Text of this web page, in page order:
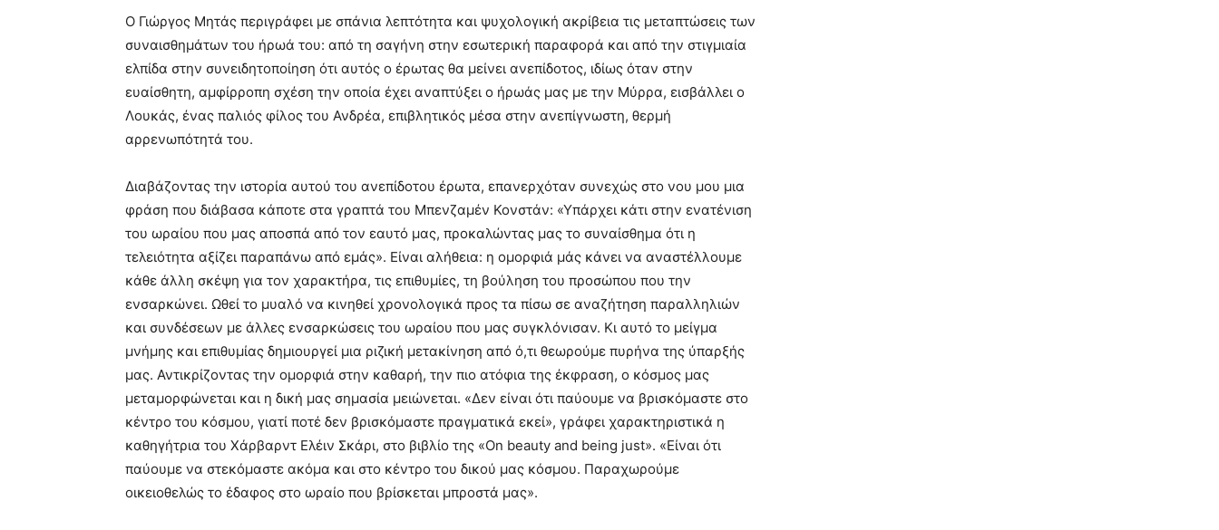
Ο Γιώργος Μητάς περιγράφει με σπάνια λεπτότητα και ψυχολογική ακρίβεια τις μεταπτώσεις των
συναισθημάτων του ήρωά του: από τη σαγήνη στην εσωτερική παραφορά και από την στιγμιαία
ελπίδα στην συνειδητοποίηση ότι αυτός ο έρωτας θα μείνει ανεπίδοτος, ιδίως όταν στην
ευαίσθητη, αμφίρροπη σχέση την οποία έχει αναπτύξει ο ήρωάς μας με την Μύρρα, εισβάλλει ο
Λουκάς, ένας παλιός φίλος του Ανδρέα, επιβλητικός μέσα στην ανεπίγνωστη, θερμή
αρρενωπότητά του.
Διαβάζοντας την ιστορία αυτού του ανεπίδοτου έρωτα, επανερχόταν συνεχώς στο νου μου μια
φράση που διάβασα κάποτε στα γραπτά του Μπενζαμέν Κονστάν: «Υπάρχει κάτι στην ενατένιση
του ωραίου που μας αποσπά από τον εαυτό μας, προκαλώντας μας το συναίσθημα ότι η
τελειότητα αξίζει παραπάνω από εμάς». Είναι αλήθεια: η ομορφιά μάς κάνει να αναστέλλουμε
κάθε άλλη σκέψη για τον χαρακτήρα, τις επιθυμίες, τη βούληση του προσώπου που την
ενσαρκώνει. Ωθεί το μυαλό να κινηθεί χρονολογικά προς τα πίσω σε αναζήτηση παραλληλιών
και συνδέσεων με άλλες ενσαρκώσεις του ωραίου που μας συγκλόνισαν. Κι αυτό το μείγμα
μνήμης και επιθυμίας δημιουργεί μια ριζική μετακίνηση από ό,τι θεωρούμε πυρήνα της ύπαρξής
μας. Αντικρίζοντας την ομορφιά στην καθαρή, την πιο ατόφια της έκφραση, ο κόσμος μας
μεταμορφώνεται και η δική μας σημασία μειώνεται. «Δεν είναι ότι παύουμε να βρισκόμαστε στο
κέντρο του κόσμου, γιατί ποτέ δεν βρισκόμαστε πραγματικά εκεί», γράφει χαρακτηριστικά η
καθηγήτρια του Χάρβαρντ Ελέιν Σκάρι, στο βιβλίο της «On beauty and being just». «Είναι ότι
παύουμε να στεκόμαστε ακόμα και στο κέντρο του δικού μας κόσμου. Παραχωρούμε
οικειοθελώς το έδαφος στο ωραίο που βρίσκεται μπροστά μας».